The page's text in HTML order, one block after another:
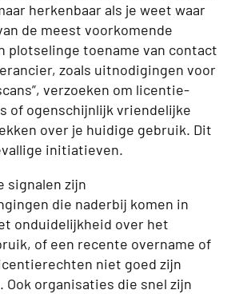
herkenbaar als je weet waar
de meest voorkomende
plotselinge toename van contact
zoals uitnodigingen voor
verzoeken om licentie-
of ogenschijnlijk vriendelijke
over je huidige gebruik. Dit
initiatieven.
signalen zijn
die naderbij komen in
onduidelijkheid over het
of een recente overname of
niet goed zijn
Ook organisaties die snel zijn